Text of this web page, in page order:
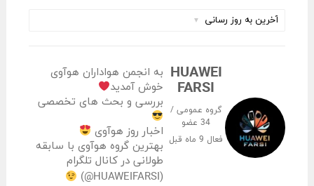
HUAWEI
FARSI
گروه عمومی /
34 عضو
فعال 9 ماه قبل
به انجمن هواداران هوآوی
خوش آمدید
بررسی و بحث های تخصصی
اخبار روز هوآوی
بهترین گروه هوآوی با سابقه
طولانی در کانال تلگرام
(HUAWEIFARSI@)